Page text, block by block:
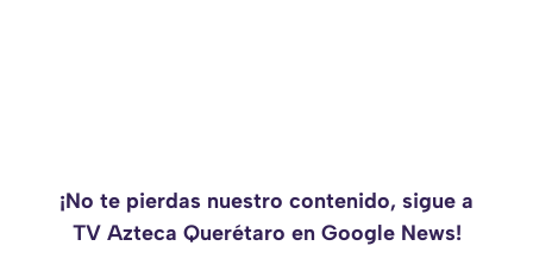
¡No te pierdas nuestro contenido, sigue a
TV Azteca Querétaro en Google News!